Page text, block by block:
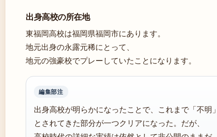
出身高校の所在地
東福岡高校は福岡県福岡市にあります。
地元出身の永露元稀にとって、
地元の強豪校でプレーしていたことになります。
編集部注
出身高校が明らかになったことで、これまで「不明
とされてきた部分が一つクリアになった。だが、